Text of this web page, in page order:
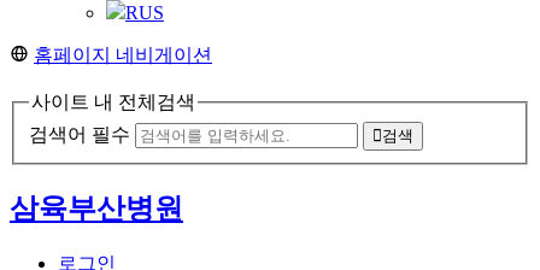
RUS
홈페이지 네비게이션
사이트 내 전체검색
검색어 필수
검색
삼육부산병원
로그인